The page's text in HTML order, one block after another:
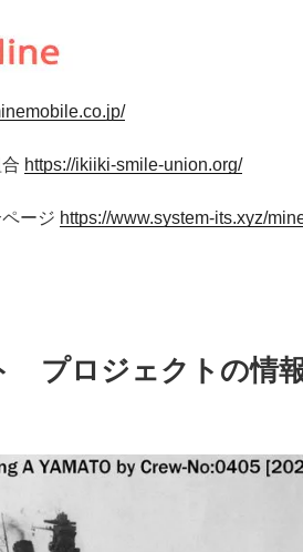
https://ikiiki-smile-union.org/
ージ https://www.system-its.xyz/
プロジェクトの情